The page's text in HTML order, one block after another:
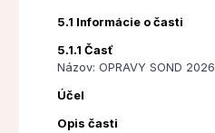
5.1 Informácie o časti
5.1.1 Časť
Názov: OPRAVY SOND 2026
Účel
Opis časti